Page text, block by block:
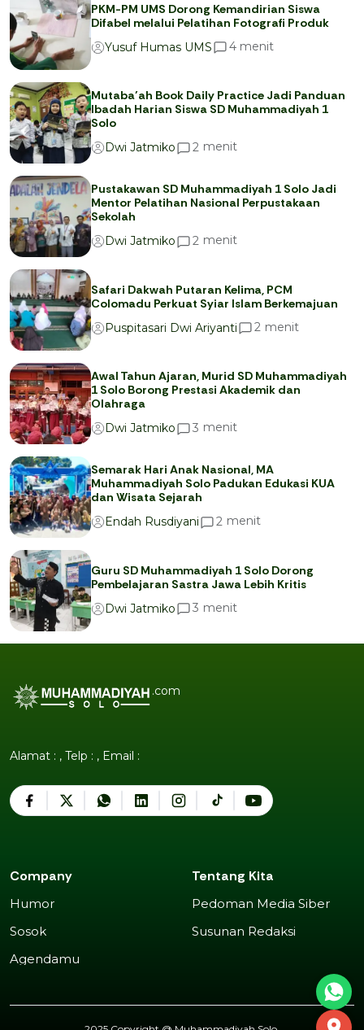
PKM-PM UMS Dorong Kemandirian Siswa
Difabel melalui Pelatihan Fotografi Produk
Yusuf Humas UMS
4 menit
Mutaba’ah Book Daily Practice Jadi Panduan
Ibadah Harian Siswa SD Muhammadiyah 1
Solo
Dwi Jatmiko
2 menit
Pustakawan SD Muhammadiyah 1 Solo Jadi
Mentor Pelatihan Nasional Perpustakaan
Sekolah
Dwi Jatmiko
2 menit
Safari Dakwah Putaran Kelima, PCM
Colomadu Perkuat Syiar Islam Berkemajuan
Puspitasari Dwi Ariyanti
2 menit
Awal Tahun Ajaran, Murid SD Muhammadiyah
1 Solo Borong Prestasi Akademik dan
Olahraga
Dwi Jatmiko
3 menit
Semarak Hari Anak Nasional, MA
Muhammadiyah Solo Padukan Edukasi KUA
dan Wisata Sejarah
Endah Rusdiyani
2 menit
Guru SD Muhammadiyah 1 Solo Dorong
Pembelajaran Sastra Jawa Lebih Kritis
Dwi Jatmiko
3 menit
.com
Alamat : , Telp : , Email :
Company
Humor
Sosok
Agendamu
Tentang Kita
Pedoman Media Siber
Susunan Redaksi